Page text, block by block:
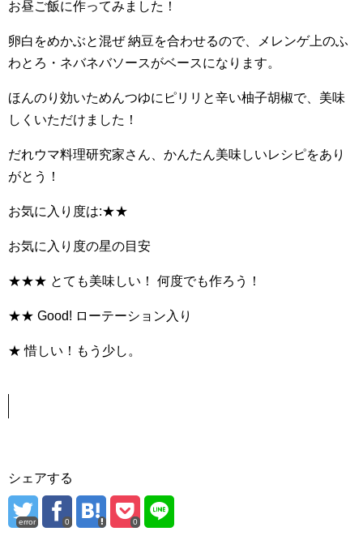
お昼ご飯に作ってみました！
卵白をめかぶと混ぜ 納豆を合わせるので、メレンゲ上のふ
わとろ・ネバネバソースがベースになります。
ほんのり効いためんつゆにピリリと辛い柚子胡椒で、美味
しくいただけました！
だれウマ料理研究家さん、かんたん美味しいレシピをあり
がとう！
お気に入り度は:★★
お気に入り度の星の目安
★★★ とても美味しい！ 何度でも作ろう！
★★ Good! ローテーション入り
★ 惜しい！もう少し。
シェアする
error 0 0